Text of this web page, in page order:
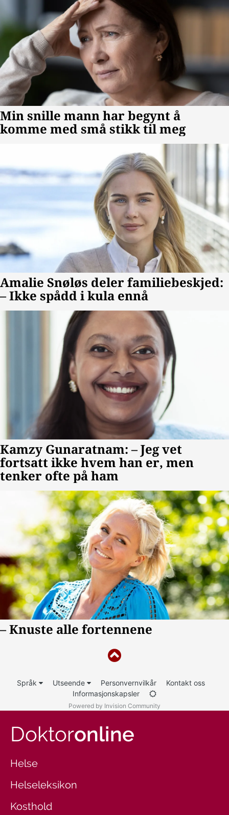
Språk Utseende Personvernvilkår
Kontakt oss
Informasjonskapsler
Powered by Invision Community
Doktoronline
Helse
Helseleksikon
Kosthold